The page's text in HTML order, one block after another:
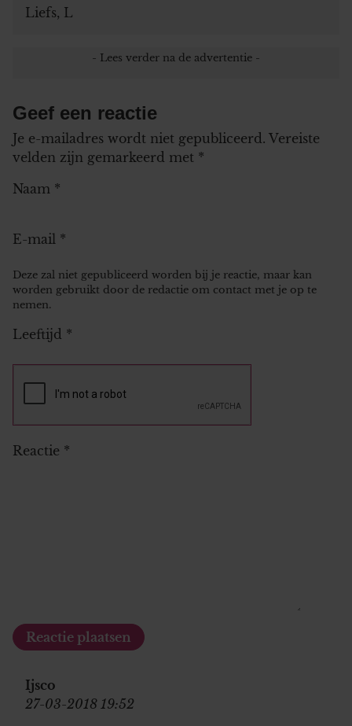
Liefs, L
Geef een reactie
Je e-mailadres wordt niet gepubliceerd. Vereiste
velden zijn gemarkeerd met *
Naam *
E-mail *
Deze zal niet gepubliceerd worden bij je reactie, maar kan
worden gebruikt door de redactie om contact met je op te
nemen.
Leeftijd *
Reactie *
Ijsco
27-03-2018 19:52